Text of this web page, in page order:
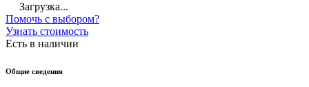
Загрузка...
Помочь с выбором?
Узнать стоимость
Есть в наличии
Общие сведения